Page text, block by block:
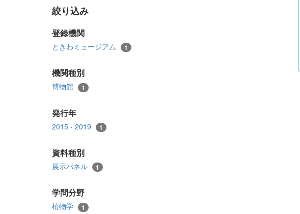
絞り込み
登録機関
ときわミュージアム 1
機関種別
博物館 1
発行年
2015 - 2019 1
資料種別
展示パネル 1
学問分野
植物学 1